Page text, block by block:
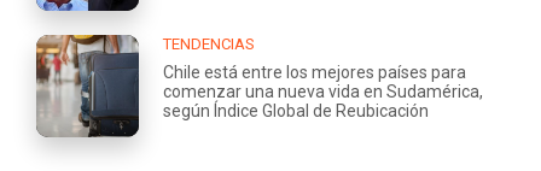
TENDENCIAS
Chile está entre los mejores países para
comenzar una nueva vida en Sudamérica,
según Índice Global de Reubicación